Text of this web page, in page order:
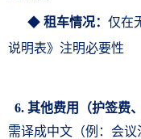
◆ 租车情况： 仅在
说明表》注明必要性
6. 其他费用 （护签费
需译成中文（例：会议